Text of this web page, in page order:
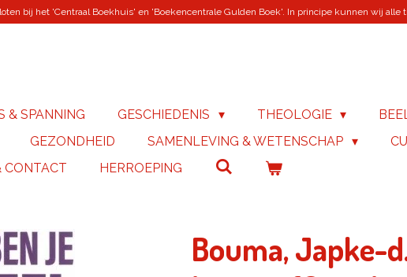
bij het 'Centraal Boekhuis' en 'Boekencentrale Gulden Boek'. In principe kunnen wij alle
& SPANNING GESCHIEDENIS THEOLOGIE
GEZONDHEID SAMENLEVING & WETENSCHAP
CONTACT HERROEPING
Bouma, Japke-